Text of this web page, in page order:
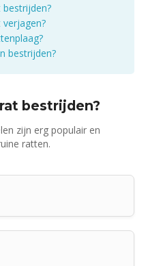
bestrijden?
bestrijden?
zijn erg populair en
ratten.